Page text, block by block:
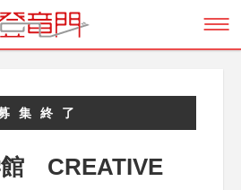
集終了
館 CREATIVE